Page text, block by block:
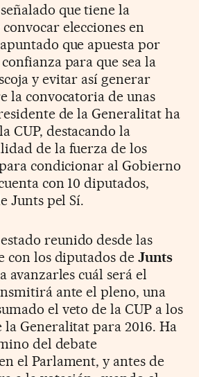
que tiene la
elecciones en
que apuesta por
para que sea la
y evitar así generar
la convocatoria de unas
de la Generalitat ha
CUP, destacando la
de la fuerza de los
condicionar al Gobierno
con 10 diputados,
Junts pel Sí.
reunido desde las
con los diputados deJunts
avanzarles cuál será el
ante el pleno, una
el veto de la CUP a los
la Generalitat para 2016. Ha
del debate
el Parlament, y antes de